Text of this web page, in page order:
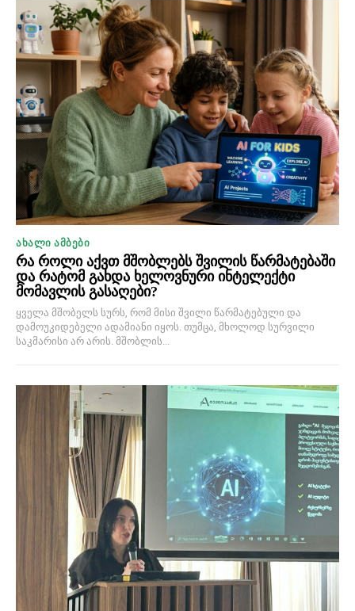
ᲐᲮᲐᲚᲘ ᲐᲛᲑᲔᲑᲘ
რა როლი აქვთ მშობლებს შვილის წარმატებაში
და რატომ გახდა ხელოვნური ინტელექტი
მომავლის გასაღები?
ყველა მშობელს სურს, რომ მისი შვილი წარმატებული და
დამოუკიდებელი ადამიანი იყოს. თუმცა, მხოლოდ სურვილი
საკმარისი არ არის. მშობლის...